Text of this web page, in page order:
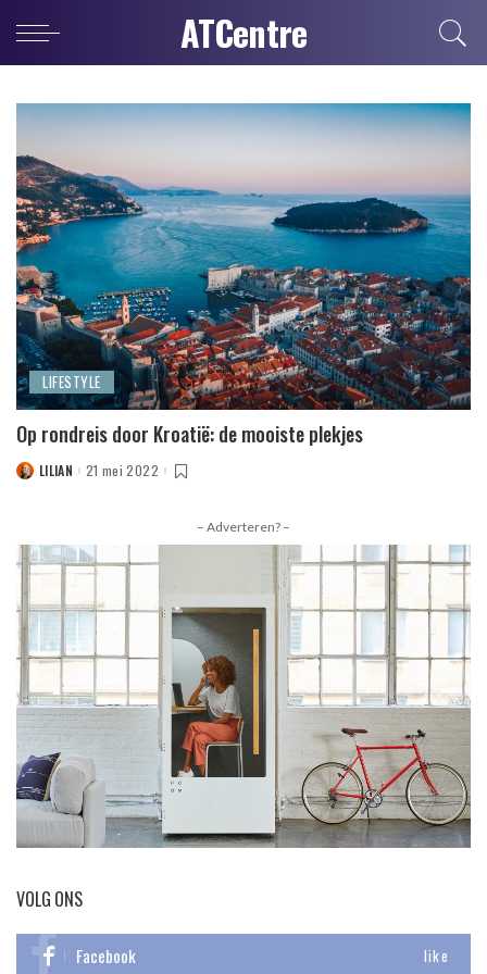
ATCentre
LIFESTYLE
Op rondreis door Kroatië: de mooiste plekjes
POSTED
LILIAN 21 mei 2022
– Adverteren? –
VOLG ONS
Facebook like